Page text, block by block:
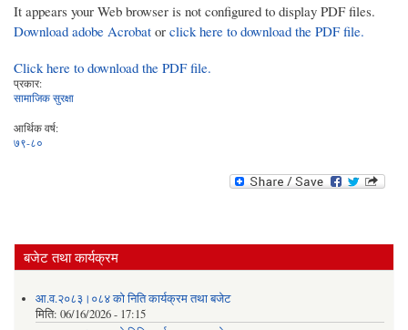
It appears your Web browser is not configured to display PDF files.
Download adobe Acrobat or click here to download the PDF file.
Click here to download the PDF file.
प्रकार:
सामाजिक सुरक्षा
आर्थिक वर्ष:
७९-८०
बजेट तथा कार्यक्रम
आ.व.२०८३।०८४ को निति कार्यक्रम तथा बजेट
मिति: 06/16/2026 - 17:15